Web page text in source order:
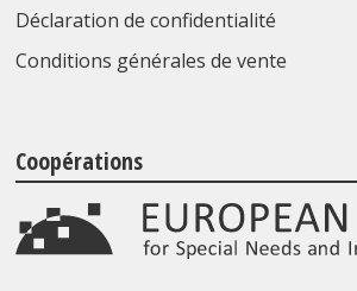
Déclaration de confidentialité
Conditions générales de vente
Coopérations